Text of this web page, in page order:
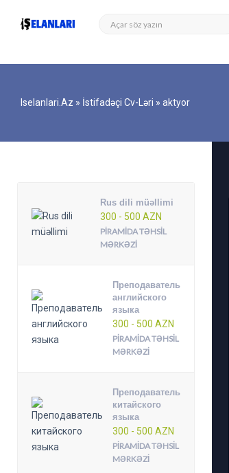
Iselanlari.az » İstifadəçi Cv-Ləri » aktyor
Rus dili müəllimi
300 - 500 AZN
PIRAMIDA TƏHSIL
MƏRKƏZI
Преподаватель
английского
языка
300 - 500 AZN
PIRAMIDA TƏHSIL
MƏRKƏZI
Преподаватель
китайского
языка
300 - 500 AZN
PIRAMIDA TƏHSIL
MƏRKƏZI